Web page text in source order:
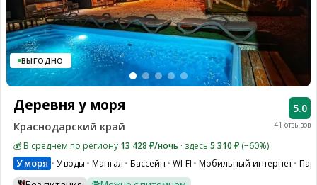
ВЫГОДНО
41 отзывов
5.0
Деревня у моря
Краснодарский край
💰 В среднем по региону 13 428 ₽/ночь · здесь 5 310 ₽ (−60%)
У моря У воды Мангал Бассейн WI-FI Мобильный интернет